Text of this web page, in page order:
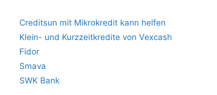
Creditsun mit Mikrokredit kann helfen
Klein- und Kurzzeitkredite von Vexcash
Fidor
Smava
SWK Bank